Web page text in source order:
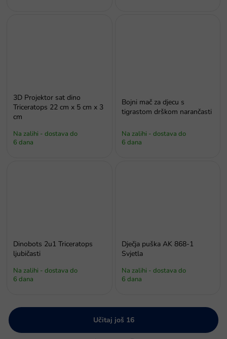
3D Projektor sat dino
Triceratops 22 cm x 5 cm x 3
cm
Na zalihi - dostava do
6 dana
Bojni mač za djecu s
tigrastom drškom narančasti
Na zalihi - dostava do
6 dana
Dinobots 2u1 Triceratops
ljubičasti
Na zalihi - dostava do
6 dana
Dječja puška AK 868-1
Svjetla
Na zalihi - dostava do
6 dana
Učitaj još 16
P